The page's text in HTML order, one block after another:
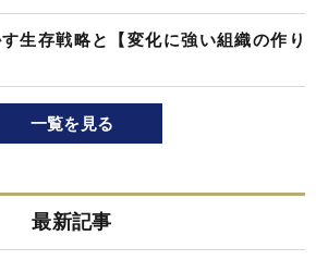
生存戦略と【変化に強い組織の作り
一覧を見る
最新記事